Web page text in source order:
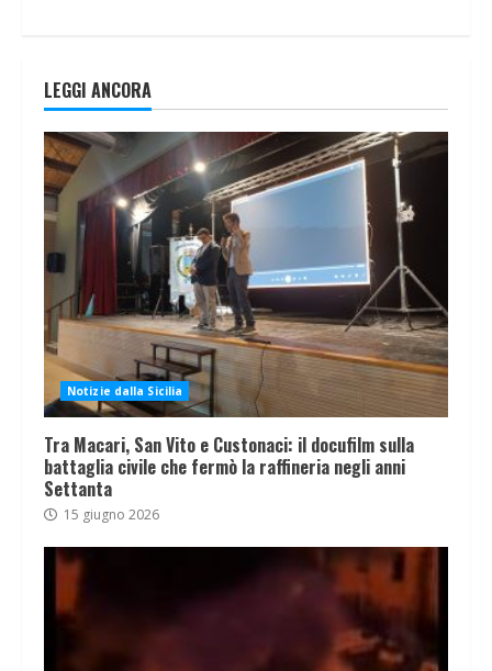
LEGGI ANCORA
Notizie dalla Sicilia
Tra Macari, San Vito e Custonaci: il docufilm sulla
battaglia civile che fermò la raffineria negli anni
Settanta
15 giugno 2026